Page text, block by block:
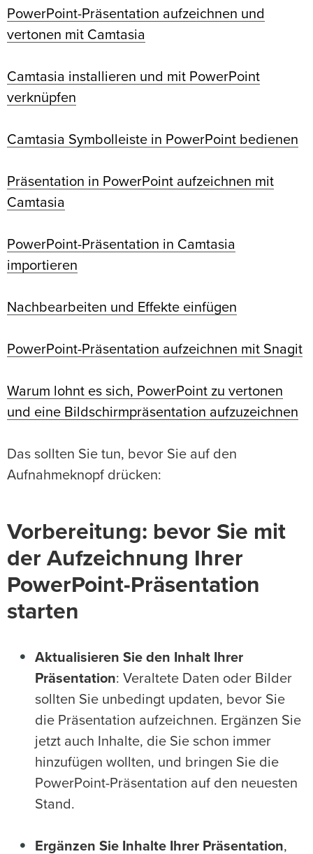
PowerPoint-Präsentation aufzeichnen und
vertonen mit Camtasia
Camtasia installieren und mit PowerPoint
verknüpfen
Camtasia Symbolleiste in PowerPoint bedienen
Präsentation in PowerPoint aufzeichnen mit
Camtasia
PowerPoint-Präsentation in Camtasia
importieren
Nachbearbeiten und Effekte einfügen
PowerPoint-Präsentation aufzeichnen mit Snagit
Warum lohnt es sich, PowerPoint zu vertonen
und eine Bildschirmpräsentation aufzuzeichnen
Das sollten Sie tun, bevor Sie auf den
Aufnahmeknopf drücken:
Vorbereitung: bevor Sie mit
der Aufzeichnung Ihrer
PowerPoint-Präsentation
starten
Aktualisieren Sie den Inhalt Ihrer
Präsentation: Veraltete Daten oder Bilder
sollten Sie unbedingt updaten, bevor Sie
die Präsentation aufzeichnen. Ergänzen Sie
jetzt auch Inhalte, die Sie schon immer
hinzufügen wollten, und bringen Sie die
PowerPoint-Präsentation auf den neuesten
Stand.
Ergänzen Sie Inhalte Ihrer Präsentation,